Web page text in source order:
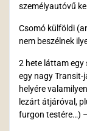
személyautóvű
Csomó külföldi
nem beszélnek
2 hete láttam egy
egy nagy Transit-
helyére
lezárt átjáróval,
furgon testére…)